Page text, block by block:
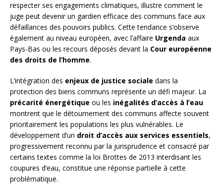
respecter ses engagements climatiques, illustre comment le
juge peut devenir un gardien efficace des communs face aux
défaillances des pouvoirs publics. Cette tendance s’observe
également au niveau européen, avec l’affaire Urgenda aux
Pays-Bas ou les recours déposés devant la Cour européenne
des droits de l’homme.
L’intégration des enjeux de justice sociale dans la
protection des biens communs représente un défi majeur. La
précarité énergétique ou les inégalités d’accès à l’eau
montrent que le détournement des communs affecte souvent
prioritairement les populations les plus vulnérables. Le
développement d’un droit d’accès aux services essentiels,
progressivement reconnu par la jurisprudence et consacré par
certains textes comme la loi Brottes de 2013 interdisant les
coupures d’eau, constitue une réponse partielle à cette
problématique.